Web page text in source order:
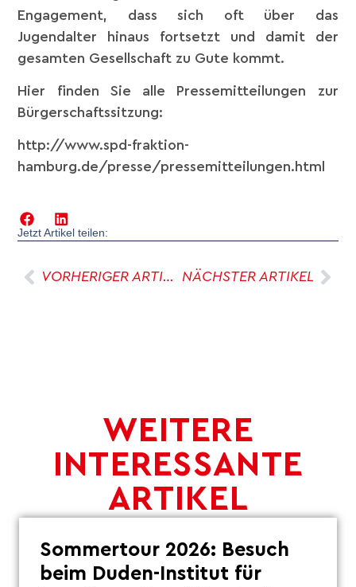
Engagement, dass sich oft über das
Jugendalter hinaus fortsetzt und damit der
gesamten Gesellschaft zu Gute kommt.
Hier finden Sie alle Pressemitteilungen zur
Bürgerschaftssitzung:
http://www.spd-fraktion-
hamburg.de/presse/pressemitteilungen.html
Jetzt Artikel teilen:
VORHERIGER ARTIKEL NÄCHSTER ARTIKEL
WEITERE
INTERESSANTE
ARTIKEL
Sommertour 2026: Besuch
beim Duden-Institut für